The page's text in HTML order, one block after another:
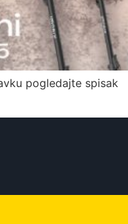
pogledajte spisak